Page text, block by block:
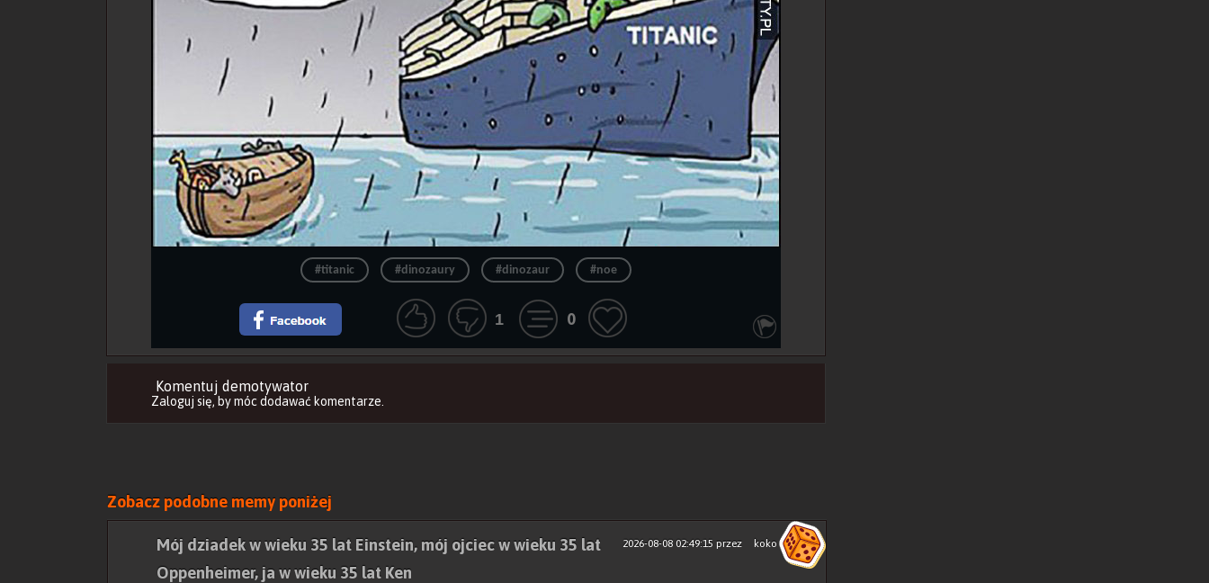
#titanic #dinozaury #dinozaur #noe
1 0
Komentuj demotywator
Zaloguj się, by móc dodawać komentarze.
Zobacz podobne memy poniżej
2026-08-08 02:49:15 przez koko
Mój dziadek w wieku 35 lat Einstein, mój ojciec w wieku 35 lat
Oppenheimer, ja w wieku 35 lat Ken